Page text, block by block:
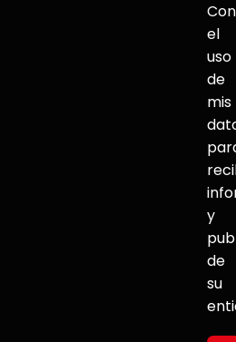
el
uso
de
mis
y
de
su